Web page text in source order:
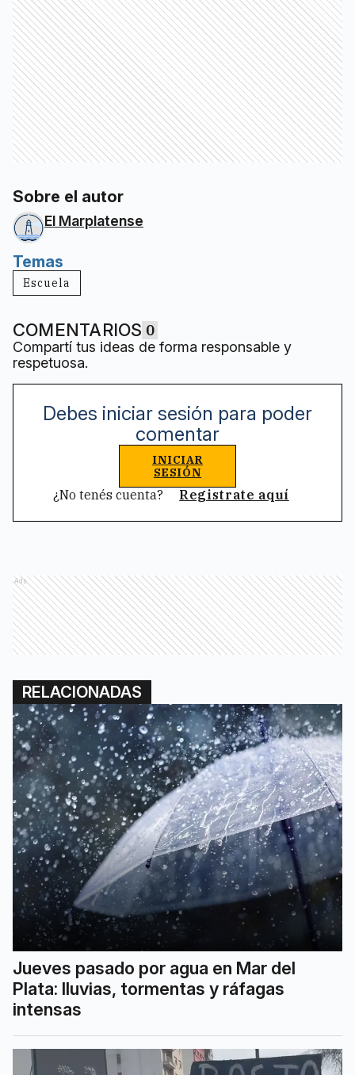
El Marplatense
Temas
Escuela
Compartí tus ideas de forma responsable y
respetuosa.
Debes iniciar sesión para poder
comentar
INICIAR
SESIÓN
¿No tenés cuenta? Registrate aquí
Jueves pasado por agua en Mar del
Plata: lluvias, tormentas y ráfagas
intensas